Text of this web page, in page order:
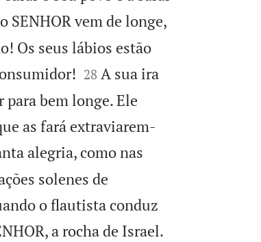
SENHOR vem de longe,
Os seus lábios estão

28 A sua ira
para bem longe. Ele
as fará extraviarem-
alegria, como nas
solenes de
o flautista conduz
a rocha de Israel.